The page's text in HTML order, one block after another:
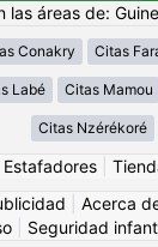
las áreas de:
Conakry Citas
Labé Citas Mamou
Citas Nzérékoré
Estafadores
Acerca
Seguridad